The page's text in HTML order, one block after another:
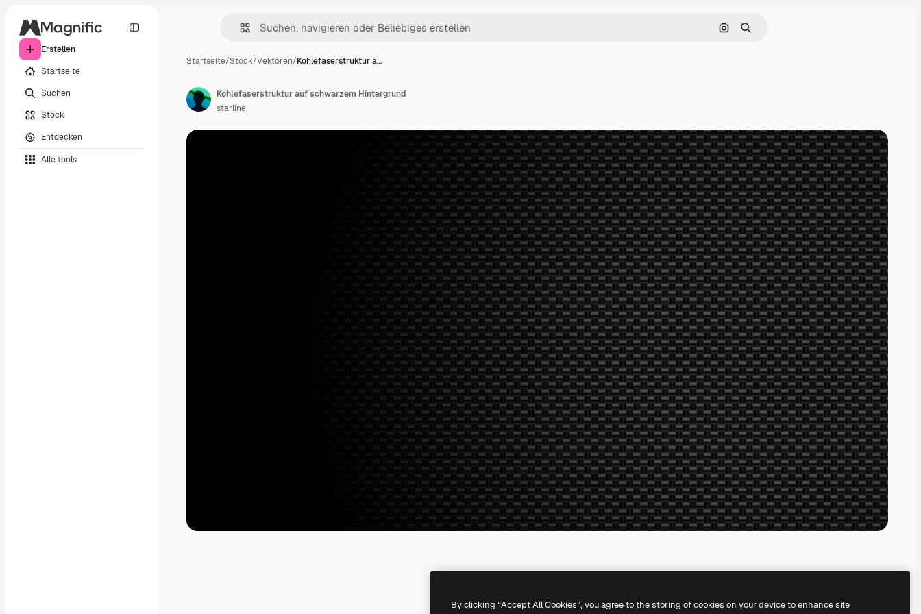
Erstellen
Startseite
Suchen
Stock
Entdecken
Alle tools
Nach Bild suchen
Suchen
Startseite/Stock/Vektoren/Kohlefaserstruktur a…
Kohlefaserstruktur auf schwarzem Hintergrund
starline
By clicking “Accept All Cookies”, you agree to the storing of cookies on your device to enhance site